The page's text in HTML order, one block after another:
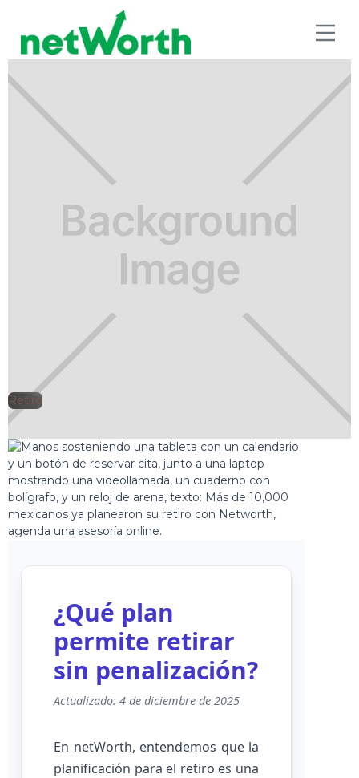
Retiro
¿Qué plan
permite retirar
sin penalización?
Actualizado: 4 de diciembre de 2025
En netWorth, entendemos que la
planificación para el retiro es una